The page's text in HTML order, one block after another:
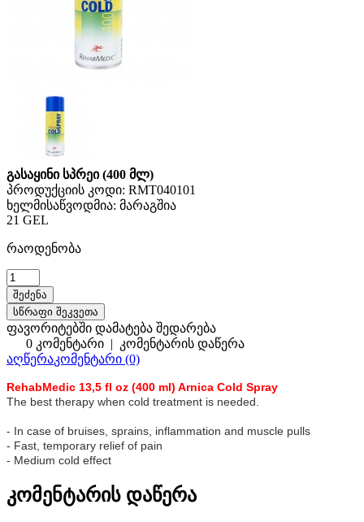
გასაყინი სპრეი (400 მლ)
პროდუქციის კოდი: RMT040101
ხელმისაწვოდმია: მარაგშია
21 GEL
რაოდენობა
სწრაფი შეკვეთა
ფავორიტებში დამატება შედარება
0 კომენტარი | კომენტარის დაწერა
აღწერაკომენტარი (0)
RehabMedic 13,5 fl oz (400 ml) Arnica Cold Spray
The best therapy when cold treatment is needed.
- In case of bruises, sprains, inflammation and muscle pulls
- Fast, temporary relief of pain
- Medium cold effect
კომენტარის დაწერა